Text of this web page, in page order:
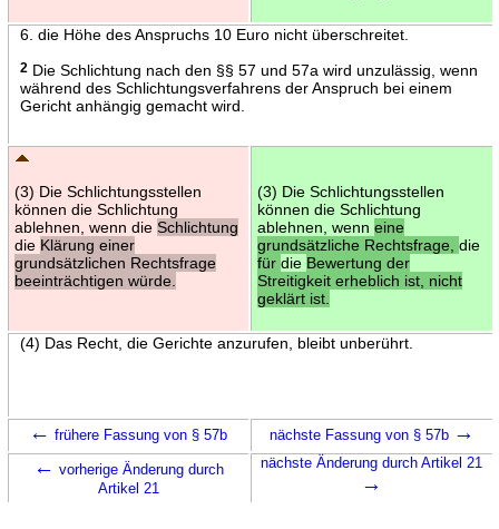
6. die Höhe des Anspruchs 10 Euro nicht überschreitet.
2Die Schlichtung nach den §§ 57 und 57a wird unzulässig, wenn
während des Schlichtungsverfahrens der Anspruch bei einem
Gericht anhängig gemacht wird.
(3) Die Schlichtungsstellen
können die Schlichtung
ablehnen, wenn die Schlichtung
die Klärung einer
grundsätzlichen Rechtsfrage
beeinträchtigen würde.
(3) Die Schlichtungsstellen
können die Schlichtung
ablehnen, wenn eine
grundsätzliche Rechtsfrage, die
für die Bewertung der
Streitigkeit erheblich ist, nicht
geklärt ist.
(4) Das Recht, die Gerichte anzurufen, bleibt unberührt.
← frühere Fassung von § 57b nächste Fassung von § 57b →
← vorherige Änderung durch
Artikel 21
nächste Änderung durch Artikel 21
→